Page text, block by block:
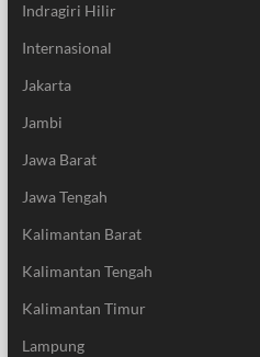
Indragiri Hilir
Internasional
Jakarta
Jambi
Jawa Barat
Jawa Tengah
Kalimantan Barat
Kalimantan Tengah
Kalimantan Timur
Lampung